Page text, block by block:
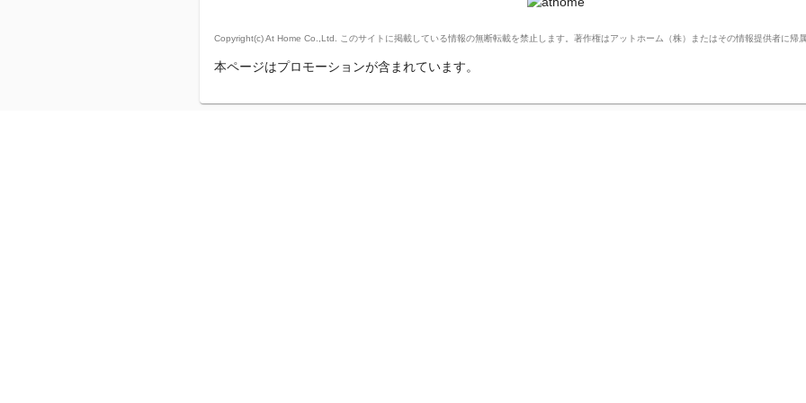
Copyright(c) At Home Co.,Ltd. このサイトに掲載している情報の無断転載を禁止します。著作権はアットホーム（株）またはその情報提供者に帰属
本ページはプロモーションが含まれています。